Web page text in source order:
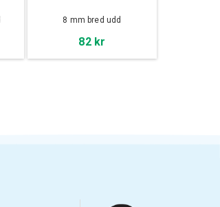
8 mm bred udd
82 kr